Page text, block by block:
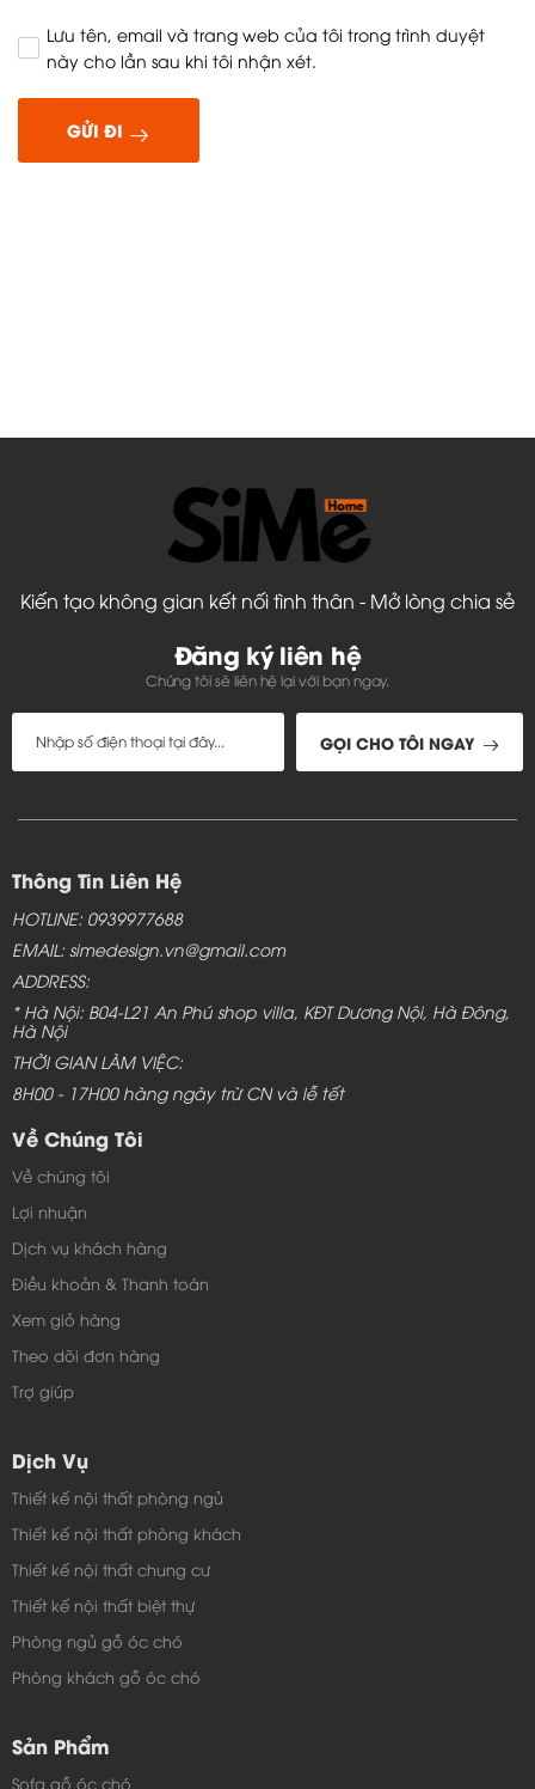
Lưu tên, email và trang web của tôi trong trình duyệt
này cho lần sau khi tôi nhận xét.
GỬI ĐI
Kiến tạo không gian kết nối tình thân - Mở lòng chia sẻ
Đăng ký liên hệ
Chúng tôi sẽ liên hệ lại với bạn ngay.
GỌI CHO TÔI NGAY
Thông Tin Liên Hệ
HOTLINE: 0939977688
EMAIL: simedesign.vn@gmail.com
ADDRESS:
* Hà Nội: B04-L21 An Phú shop villa, KĐT Dương Nội, Hà Đông,
Hà Nội
THỜI GIAN LÀM VIỆC:
8H00 - 17H00 hàng ngày trừ CN và lễ tết
Về Chúng Tôi
Về chúng tôi
Lợi nhuận
Dịch vụ khách hàng
Điều khoản & Thanh toán
Xem giỏ hàng
Theo dõi đơn hàng
Trợ giúp
Dịch Vụ
Thiết kế nội thất phòng ngủ
Thiết kế nội thất phòng khách
Thiết kế nội thất chung cư
Thiết kế nội thất biệt thự
Phòng ngủ gỗ óc chó
Phòng khách gỗ óc chó
Sản Phẩm
Sofa gỗ óc chó